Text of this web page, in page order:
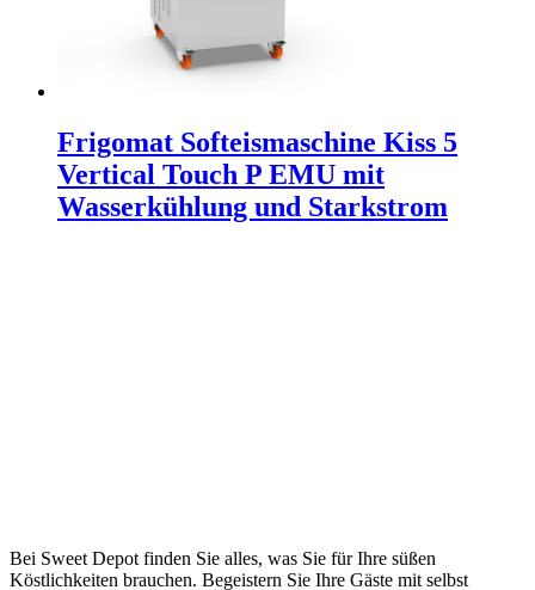
Frigomat Softeismaschine Kiss 5
Vertical Touch P EMU mit
Wasserkühlung und Starkstrom
Bei Sweet Depot finden Sie alles, was Sie für Ihre süßen
Köstlichkeiten brauchen. Begeistern Sie Ihre Gäste mit selbst